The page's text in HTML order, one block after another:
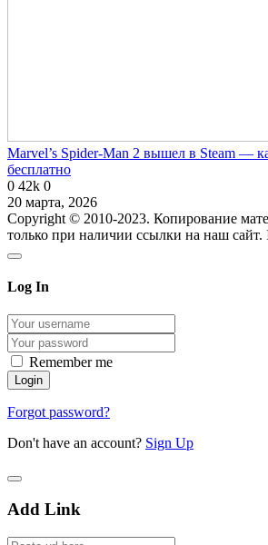
Marvel’s Spider-Man 2 вышел в Steam —
бесплатно
0 42k 0
20 марта, 2026
Copyright © 2010-2023. Копирование
только при наличии ссылки на наш сайт.
Log In
Remember me
Forgot password?
Don't have an account? Sign Up
Add Link